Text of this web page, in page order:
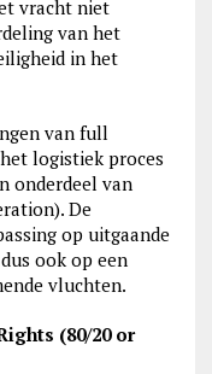
vracht niet
van het
in het
van full
logistiek proces
onderdeel van
De
op uitgaande
ook op een
vluchten.
(80/20 or